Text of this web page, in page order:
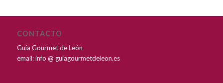
CONTACTO
Guía Gourmet de León
email: info @ guiagourmetdeleon.es